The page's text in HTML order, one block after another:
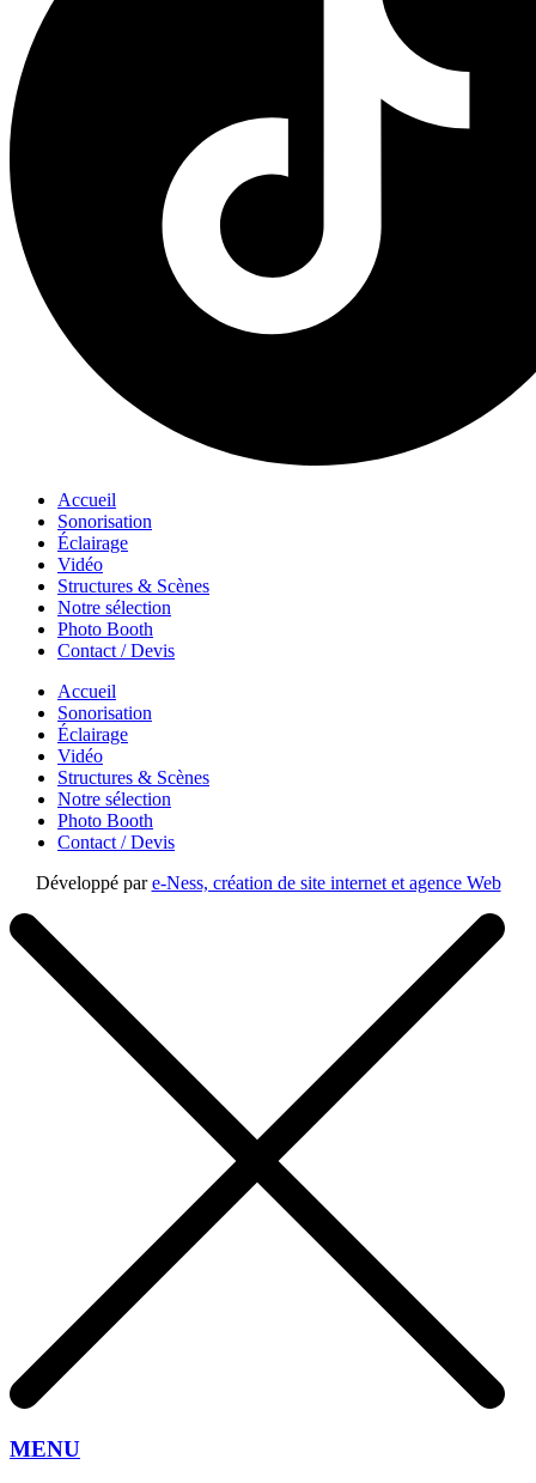
Accueil
Sonorisation
Éclairage
Vidéo
Structures & Scènes
Notre sélection
Photo Booth
Contact / Devis
Accueil
Sonorisation
Éclairage
Vidéo
Structures & Scènes
Notre sélection
Photo Booth
Contact / Devis
Développé pare-Ness, création de site internet et agence Web
MENU